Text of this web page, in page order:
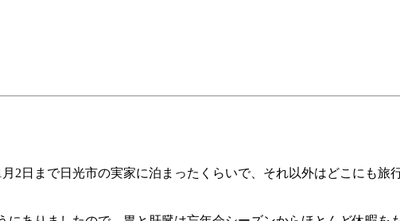
月 2日まで日光市の実家に泊まったくらいで、それ以外はどこにも旅